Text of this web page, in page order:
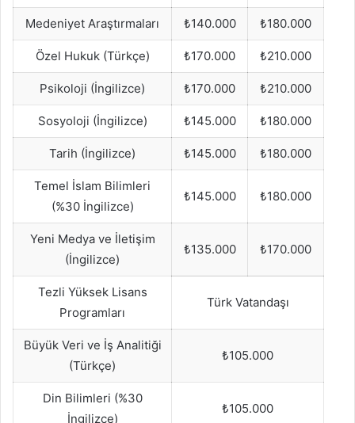
Medeniyet Araştırmaları ₺140.000 ₺180.000
Özel Hukuk (Türkçe) ₺170.000 ₺210.000
Psikoloji (İngilizce) ₺170.000 ₺210.000
Sosyoloji (İngilizce) ₺145.000 ₺180.000
Tarih (İngilizce) ₺145.000 ₺180.000
Temel İslam Bilimleri
(%30 İngilizce)
₺145.000 ₺180.000
Yeni Medya ve İletişim
(İngilizce)
₺135.000 ₺170.000
Tezli Yüksek Lisans
Programları
Türk Vatandaşı
Büyük Veri ve İş Analitiği
(Türkçe)
₺105.000
Din Bilimleri (%30
İngilizce)
₺105.000